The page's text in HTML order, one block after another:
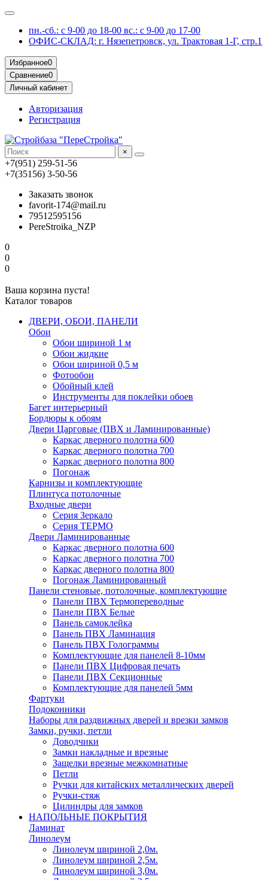
пн.-сб.: с 9-00 до 18-00 вс.: с 9-00 до 17-00
ОФИС-СКЛАД: г. Нязепетровск, ул. Трактовая 1-Г, стр.1
Избранное0
Сравнение0
Личный кабинет
Авторизация
Регистрация
×
+7(951) 259-51-56
+7(35156) 3-50-56
Заказать звонок
favorit-174@mail.ru
79512595156
PereStroika_NZP
0
0
0
Ваша корзина пуста!
Каталог товаров
ДВЕРИ, ОБОИ, ПАНЕЛИ
Обои
Обои шириной 1 м
Обои жидкие
Обои шириной 0,5 м
Фотообои
Обойный клей
Инструменты для поклейки обоев
Багет интерьерный
Бордюры к обоям
Двери Царговые (ПВХ и Ламинированные)
Каркас дверного полотна 600
Каркас дверного полотна 700
Каркас дверного полотна 800
Погонаж
Карнизы и комплектующие
Плинтуса потолочные
Входные двери
Серия Зеркало
Серия ТЕРМО
Двери Ламинированные
Каркас дверного полотна 600
Каркас дверного полотна 700
Каркас дверного полотна 800
Погонаж Ламинированный
Панели стеновые, потолочные, комплектующие
Панели ПВХ Термопереводные
Панели ПВХ Белые
Панель самоклейка
Панель ПВХ Ламинация
Панель ПВХ Голограммы
Комплектующие для панелей 8-10мм
Панели ПВХ Цифровая печать
Панели ПВХ Секционные
Комплектующие для панелей 5мм
Фартуки
Подоконники
Наборы для раздвижных дверей и врезки замков
Замки, ручки, петли
Доводчики
Замки накладные и врезные
Защелки врезные межкомнатные
Петли
Ручки для китайских металлических дверей
Ручки-стяж
Цилиндры для замков
НАПОЛЬНЫЕ ПОКРЫТИЯ
Ламинат
Линолеум
Линолеум шириной 2,0м.
Линолеум шириной 2,5м.
Линолеум шириной 3,0м.